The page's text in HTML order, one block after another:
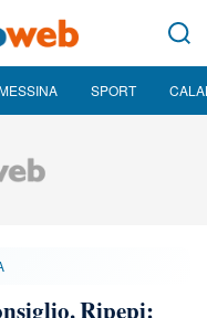
SPORT
Ripepi: